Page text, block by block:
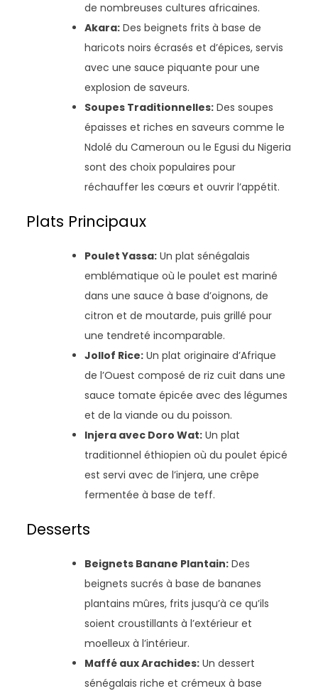
de nombreuses cultures africaines.
Akara: Des beignets frits à base de
haricots noirs écrasés et d’épices, servis
avec une sauce piquante pour une
explosion de saveurs.
Soupes Traditionnelles: Des soupes
épaisses et riches en saveurs comme le
Ndolé du Cameroun ou le Egusi du Nigeria
sont des choix populaires pour
réchauffer les cœurs et ouvrir l’appétit.
Plats Principaux
Poulet Yassa: Un plat sénégalais
emblématique où le poulet est mariné
dans une sauce à base d’oignons, de
citron et de moutarde, puis grillé pour
une tendreté incomparable.
Jollof Rice: Un plat originaire d’Afrique
de l’Ouest composé de riz cuit dans une
sauce tomate épicée avec des légumes
et de la viande ou du poisson.
Injera avec Doro Wat: Un plat
traditionnel éthiopien où du poulet épicé
est servi avec de l’injera, une crêpe
fermentée à base de teff.
Desserts
Beignets Banane Plantain: Des
beignets sucrés à base de bananes
plantains mûres, frits jusqu’à ce qu’ils
soient croustillants à l’extérieur et
moelleux à l’intérieur.
Maffé aux Arachides: Un dessert
sénégalais riche et crémeux à base